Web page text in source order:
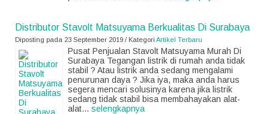
Distributor Stavolt Matsuyama Berkualitas Di Surabaya
Diposting pada 23 September 2019 / Kategori Artikel Terbaru
Pusat Penjualan Stavolt Matsuyama Murah Di
Surabaya Tegangan listrik di rumah anda tidak
stabil ? Atau listrik anda sedang mengalami
penurunan daya ? Jika iya, maka anda harus
segera mencari solusinya karena jika listrik
sedang tidak stabil bisa membahayakan alat-
alat... selengkapnya